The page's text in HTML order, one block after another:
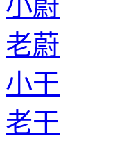
老蔚
小干
老干